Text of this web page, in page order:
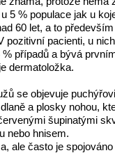
5 % populace jak u
60 let, a to
pozitivní pacienti, u
případů a bývá
dermatoložka.
se objevuje
a plosky nohou,
šupinatými
nebo hnisem.
ale často je